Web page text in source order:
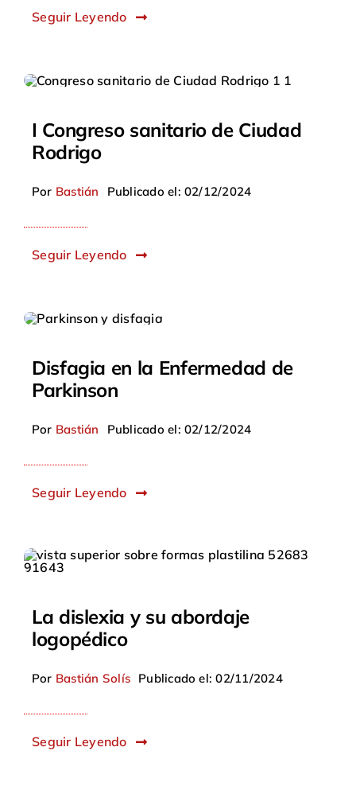
Seguir Leyendo
I Congreso sanitario de Ciudad
Rodrigo
Por Bastián Publicado el: 02/12/2024
Seguir Leyendo
Disfagia en la Enfermedad de
Parkinson
Por Bastián Publicado el: 02/12/2024
Seguir Leyendo
La dislexia y su abordaje
logopédico
Por Bastián Solís Publicado el: 02/11/2024
Seguir Leyendo